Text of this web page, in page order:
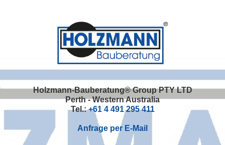
Holzmann-Bauberatung® Group PTY LTD
Perth - Western Australia
Tel.:+61 4 491 295 411
Anfrage per E-Mail